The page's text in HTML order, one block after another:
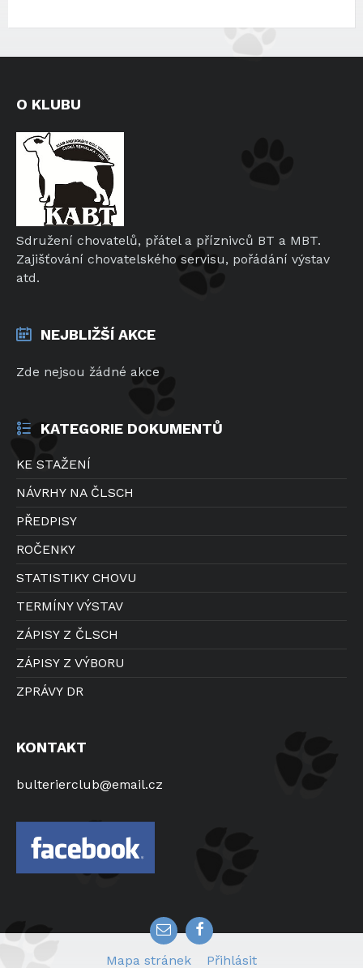
O KLUBU
Sdružení chovatelů, přátel a příznivců BT a MBT.
Zajišťování chovatelského servisu, pořádání výstav
atd.
NEJBLIŽŠÍ AKCE
Zde nejsou žádné akce
KATEGORIE DOKUMENTŮ
KE STAŽENÍ
NÁVRHY NA ČLSCH
PŘEDPISY
ROČENKY
STATISTIKY CHOVU
TERMÍNY VÝSTAV
ZÁPISY Z ČLSCH
ZÁPISY Z VÝBORU
ZPRÁVY DR
KONTAKT
bulterierclub@email.cz
E
m
F
a
c
Mapa stránek Přihlásit